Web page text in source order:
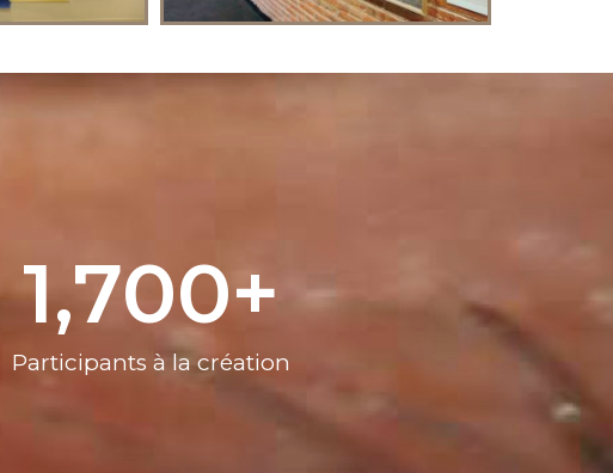
Participants à la création​
1,700+